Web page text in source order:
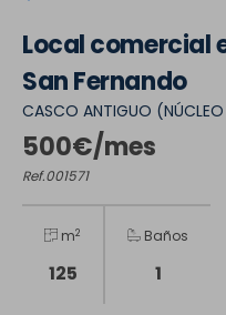
Local comercial
San Fernando
CASCO ANTIGUO
500€/mes
Ref.001571
m2
125
Baños
1